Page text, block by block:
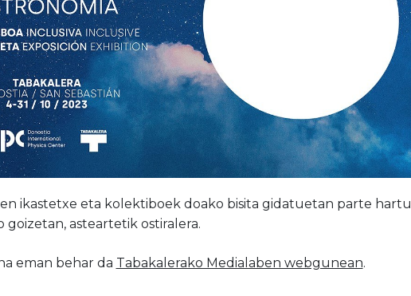
ikastetxe eta kolektiboek doako bisita gidatuetan parte hartu
asteartetik ostiralera.
eman behar da Tabakalerako Medialaben webgunean.